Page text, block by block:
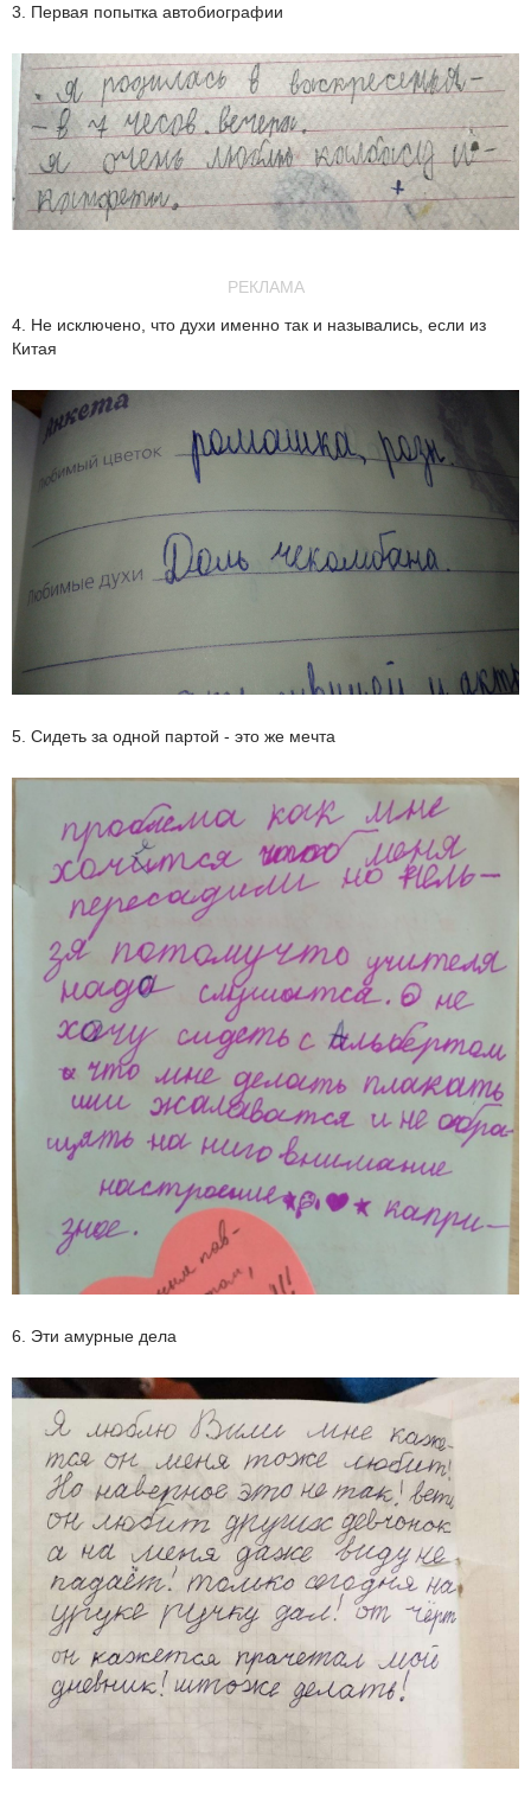
3. Первая попытка автобиографии
РЕКЛАМА
4. Не исключено, что духи именно так и назывались, если из
Китая
5. Сидеть за одной партой - это же мечта
6. Эти амурные дела